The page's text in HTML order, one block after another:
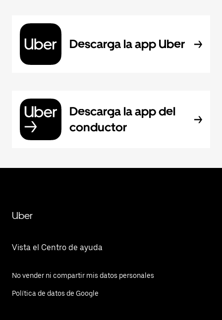
Descarga la app Uber
Descarga la app del
conductor
Uber
Vista el Centro de ayuda
No vender ni compartir mis datos personales
Política de datos de Google